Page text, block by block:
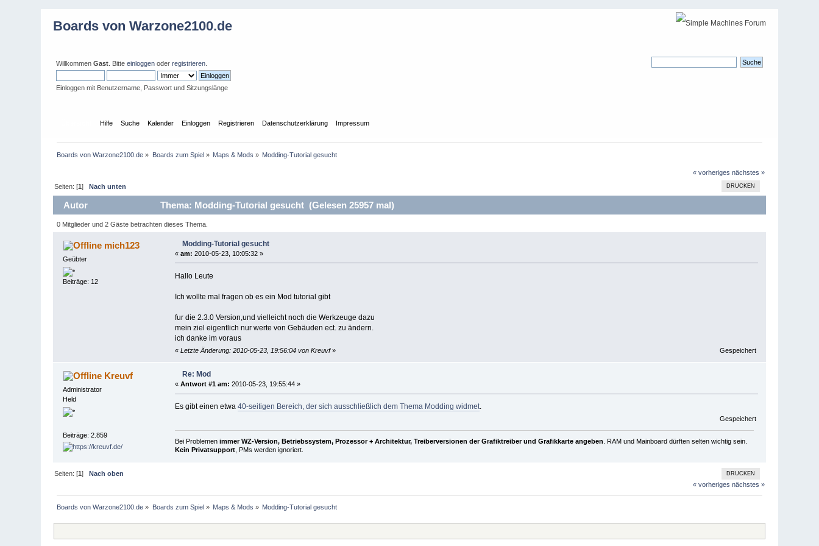
Boards von Warzone2100.de
WillkommenGast . Bitteeinloggen oderregistrieren
Einloggen mit Benutzername, Passwort und Sitzungslänge
Hilfe Suche Kalender Einloggen Registrieren Datenschutzerklärung Impressum
Boards von Warzone2100.de » Boards zum Spiel» Maps & Mods » Modding-Tutorial gesucht
« vorheriges nächstes »
DRUCKEN
Seiten: [1]Nach unten
Autor Thema: Modding-Tutorial gesucht (Gelesen 25957 mal)
0 Mitglieder und 2 Gäste betrachten dieses Thema.
mich123
Geübter
Beiträge: 12
Modding-Tutorial gesucht
« am: 2010-05-23, 10:05:32 »
Hallo Leute
Ich wollte mal fragen ob es ein Mod tutorial gibt
fur die 2.3.0 Version,und vielleicht noch die Werkzeuge dazu
mein ziel eigentlich nur werte von Gebäuden ect. zu ändern.
ich danke im voraus
« Letzte Änderung: 2010-05-23, 19:56:04 von Kreuvf» Gespeichert
Kreuvf
Administrator
Held
Beiträge: 2.859
Re: Mod
« Antwort #1 am: 2010-05-23, 19:55:44 »
Es gibt einen etwa 40-seitigen Bereich, der sich ausschließlich dem Thema Modding widmet.
Gespeichert
Bei Problemen immer WZ-Version, Betriebssystem, Prozessor + Architektur, Treiberversionen der Grafiktreiber und Grafikkarte angeben. RAM und Mainboard dürften selten wichtig sein.
Kein Privatsupport, PMs werden ignoriert.
DRUCKEN
Seiten: [1]
Nach oben
« vorheriges nächstes »
Boards von Warzone2100.de » Boards zum Spiel » Maps & Mods » Modding-Tutorial gesucht